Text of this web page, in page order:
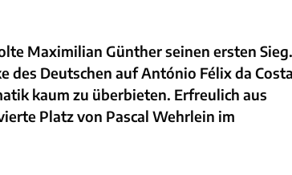
Maximilian Günther seinen ersten Sieg.
des Deutschen auf António Félix da
kaum zu überbieten. Erfreulich aus
Platz von Pascal Wehrlein im